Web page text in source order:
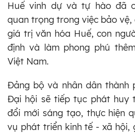
Huế vinh dự và tự hào đã
quan trọng trong việc bảo
giá trị văn hóa Huế, con
định và làm phong phú
Việt Nam.
Đảng bộ và nhân dân thành
Đại hội sẽ tiếp tục phát huy
đổi mới sáng tạo, thực hiện
vụ phát triển kinh tế - xã hội,